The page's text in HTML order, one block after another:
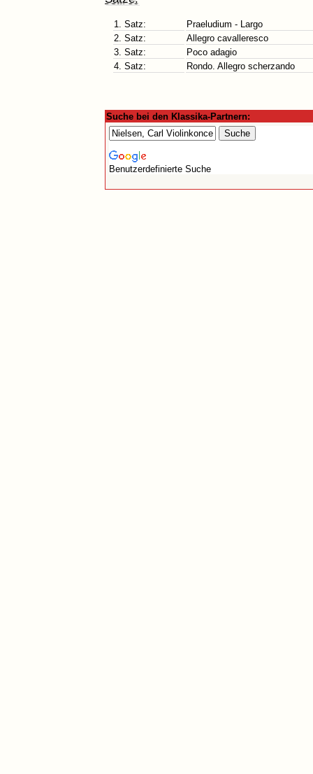
1. Satz:
Praeludium - Largo
2. Satz:
Allegro cavalleresco
3. Satz:
Poco adagio
4. Satz:
Rondo. Allegro scherzando
Suche bei den Klassika-Partnern:
Benutzerdefinierte Suche